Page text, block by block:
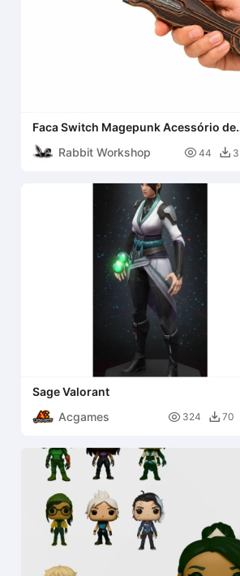
Faca Switch Magepunk Acessório de
Rabbit Workshop
 44  3
Sage Valorant
Acgames
 324  70